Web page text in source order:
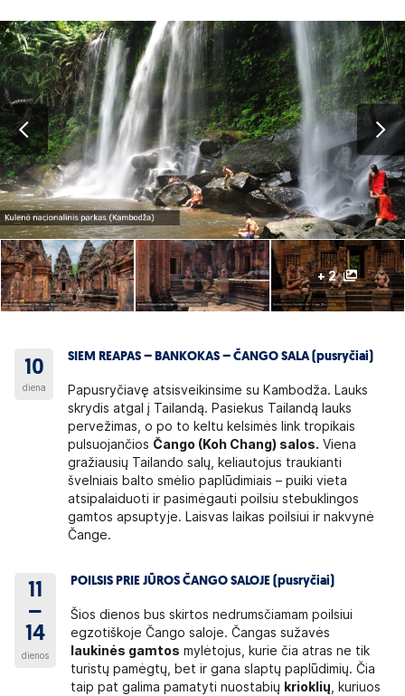
+ 2
10
diena
SIEM REAPAS – BANKOKAS – ČANGO SALA (pusryčiai)
Papusryčiavę atsisveikinsime su Kambodža. Lauks
skrydis atgal į Tailandą. Pasiekus Tailandą lauks
pervežimas, o po to keltu kelsimės link tropikais
pulsuojančios Čango (Koh Chang) salos. Viena
gražiausių Tailando salų, keliautojus traukianti
švelniais balto smėlio paplūdimiais ­– puiki vieta
atsipalaiduoti ir pasimėgauti poilsiu stebuklingos
gamtos apsuptyje. Laisvas laikas poilsiui ir nakvynė
Čange.
11
–
14
dienos
POILSIS PRIE JŪROS ČANGO SALOJE (pusryčiai)
Šios dienos bus skirtos nedrumsčiamam poilsiui
egzotiškoje Čango saloje. Čangas sužavės
laukinės gamtos mylėtojus, kurie čia atras ne tik
turistų pamėgtų, bet ir gana slaptų paplūdimių. Čia
taip pat galima pamatyti nuostabių krioklių, kuriuos